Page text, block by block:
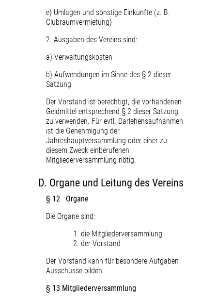
e) Umlagen und sonstige Einkünfte (z. B.
Clubraumvermietung)
2. Ausgaben des Vereins sind:
a) Verwaltungskosten
b) Aufwendungen im Sinne des § 2 dieser
Satzung
Der Vorstand ist berechtigt, die vorhandenen
Geldmittel entsprechend § 2 dieser Satzung
zu verwenden. Für evtl. Darlehensaufnahmen
ist die Genehmigung der
Jahreshauptversammlung oder einer zu
diesem Zweck einberufenen
Mitgliederversammlung nötig.
D. Organe und Leitung des Vereins
§ 12 Organe
Die Organe sind:
die Mitgliederversammlung
der Vorstand
Der Vorstand kann für besondere Aufgaben
Ausschüsse bilden.
§ 13 Mitgliederversammlung